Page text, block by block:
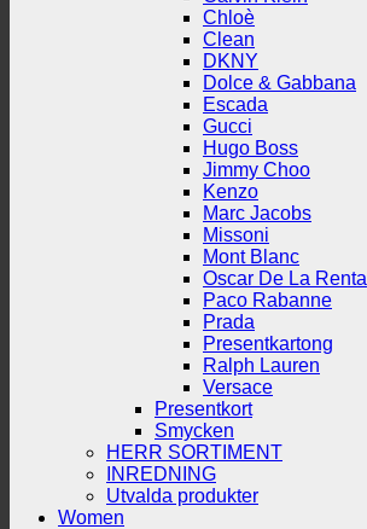
Chloè
Clean
DKNY
Dolce & Gabbana
Escada
Gucci
Hugo Boss
Jimmy Choo
Kenzo
Marc Jacobs
Missoni
Mont Blanc
Oscar De La Renta
Paco Rabanne
Prada
Presentkartong
Ralph Lauren
Versace
Presentkort
Smycken
HERR SORTIMENT
INREDNING
Utvalda produkter
Women